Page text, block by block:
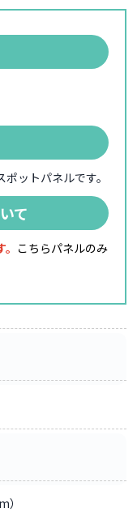
ットパネルです。
て
こちらパネルのみ